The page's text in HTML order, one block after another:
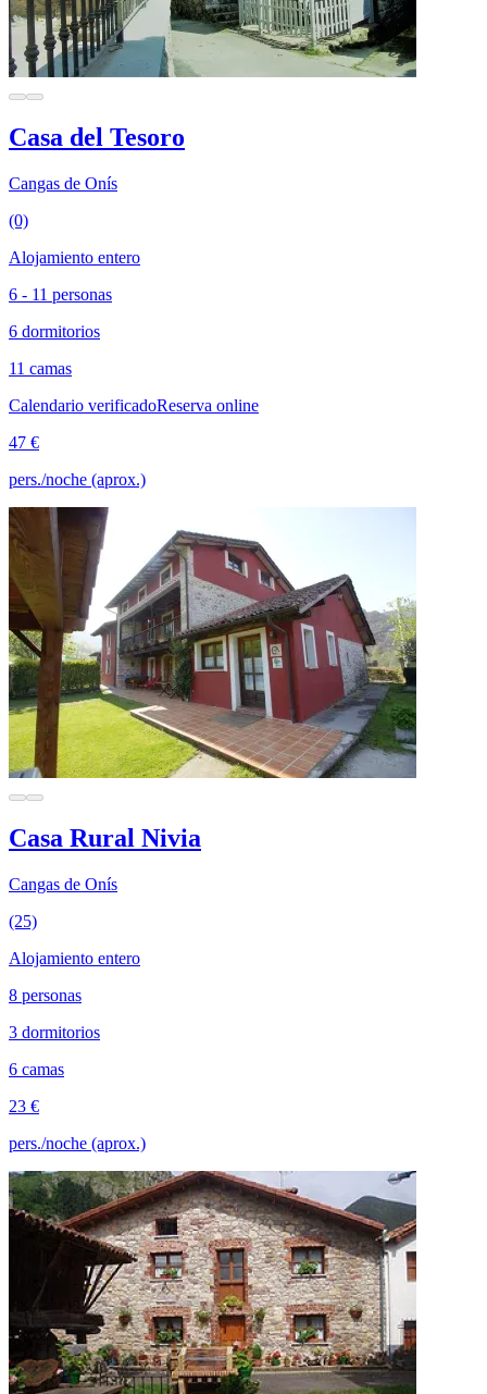
Casa del Tesoro
Cangas de Onís
(0)
Alojamiento entero
6 - 11 personas
6 dormitorios
11 camas
Calendario verificadoReserva online
47 €
pers./noche (aprox.)
Casa Rural Nivia
Cangas de Onís
(25)
Alojamiento entero
8 personas
3 dormitorios
6 camas
23 €
pers./noche (aprox.)